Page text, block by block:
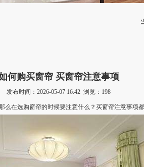
何购买窗帘 买窗帘注意事项
发布时间：2026-05-07 16:42 浏览： 198
在选购窗帘的时候要注意什么？买窗帘注意事项